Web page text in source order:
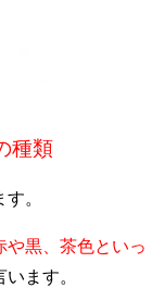
種類
。
や黒、茶色といっ
います。